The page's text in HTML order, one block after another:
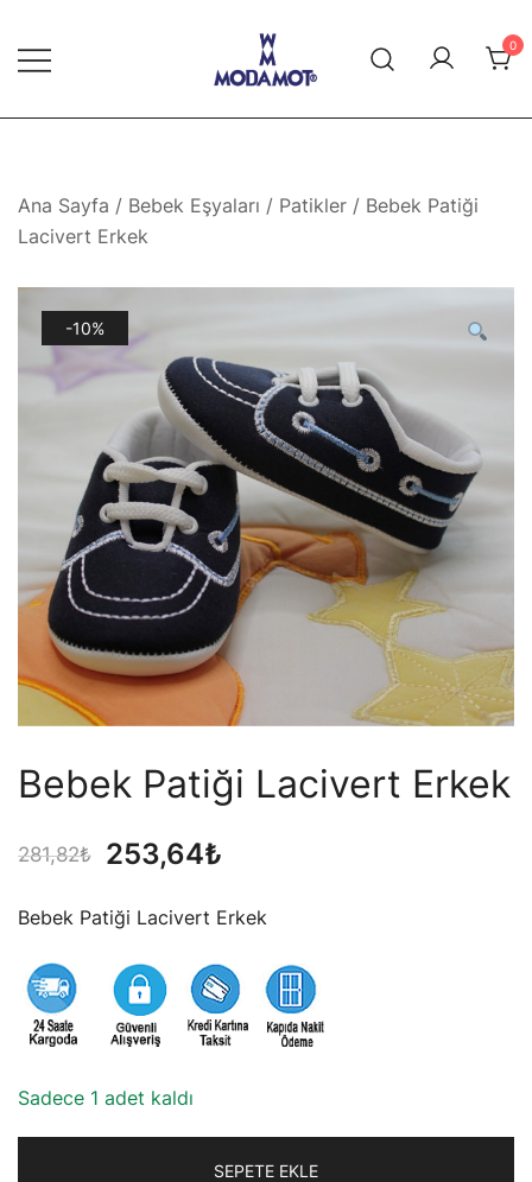
content
Modamot E-Ticaret
0
Ana Sayfa / Bebek Eşyaları / Patikler / Bebek Patiği
Lacivert Erkek
-10%
Bebek Patiği Lacivert Erkek
281,82₺
Orijinal
253,64₺
253,64₺.
Bebek Patiği Lacivert Erkek
Sadece 1 adet kaldı
SEPETE EKLE